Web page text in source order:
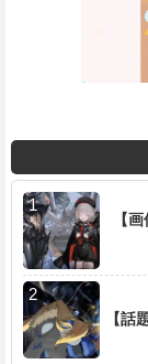
e
【
【話